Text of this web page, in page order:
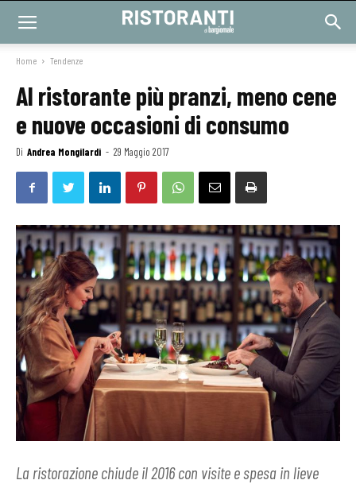
Home Tendenze
Al ristorante più pranzi, meno cene
e nuove occasioni di consumo
Di Andrea Mongilardi - 29 Maggio 2017
La ristorazione chiude il 2016 con visite e spesa in lieve